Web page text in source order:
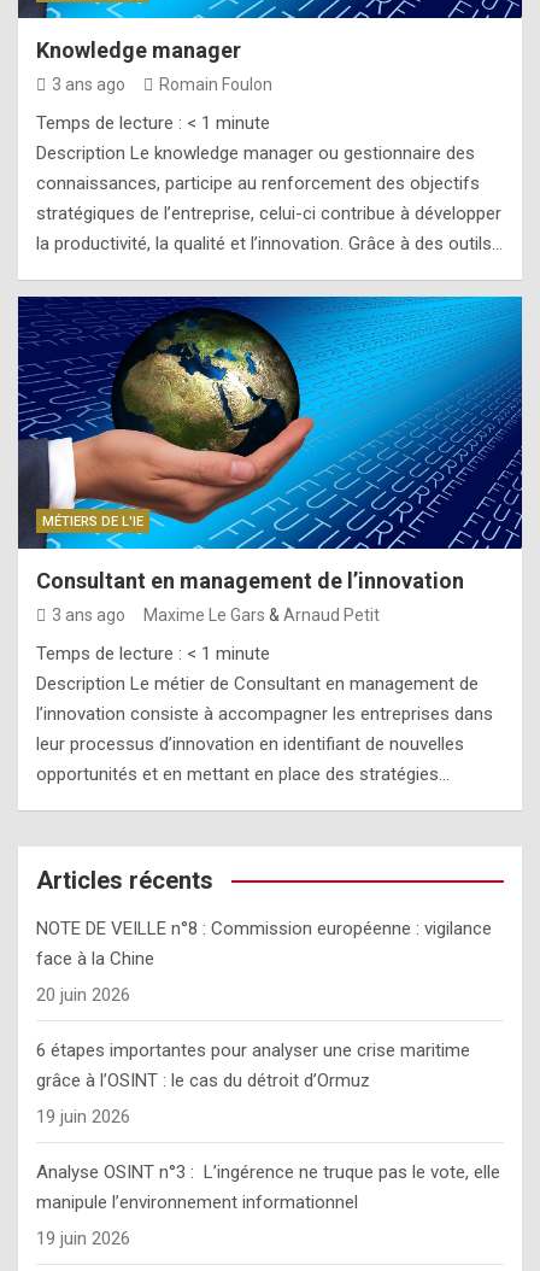
Knowledge manager
3 ans ago Romain Foulon
Temps de lecture : < 1 minute
Description Le knowledge manager ou gestionnaire des
connaissances, participe au renforcement des objectifs
stratégiques de l’entreprise, celui-ci contribue à développer
la productivité, la qualité et l’innovation. Grâce à des outils…
MÉTIERS DE L'IE
Consultant en management de l’innovation
3 ans ago Maxime Le Gars & Arnaud Petit
Temps de lecture : < 1 minute
Description Le métier de Consultant en management de
l’innovation consiste à accompagner les entreprises dans
leur processus d’innovation en identifiant de nouvelles
opportunités et en mettant en place des stratégies…
Articles récents
NOTE DE VEILLE n°8 : Commission européenne : vigilance
face à la Chine
20 juin 2026
6 étapes importantes pour analyser une crise maritime
grâce à l’OSINT : le cas du détroit d’Ormuz
19 juin 2026
Analyse OSINT n°3 : L’ingérence ne truque pas le vote, elle
manipule l’environnement informationnel
19 juin 2026